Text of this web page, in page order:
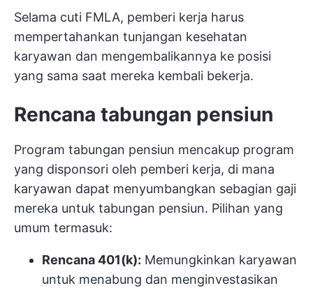
Selama cuti FMLA, pemberi kerja harus
mempertahankan tunjangan kesehatan
karyawan dan mengembalikannya ke posisi
yang sama saat mereka kembali bekerja.
Rencana tabungan pensiun
Program tabungan pensiun mencakup program
yang disponsori oleh pemberi kerja, di mana
karyawan dapat menyumbangkan sebagian gaji
mereka untuk tabungan pensiun. Pilihan yang
umum termasuk:
Rencana 401(k): Memungkinkan karyawan
untuk menabung dan menginvestasikan